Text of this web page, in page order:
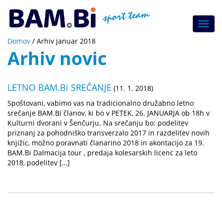
Domov / Arhiv januar 2018
Arhiv novic
LETNO BAM.Bi SREČANJE (11. 1. 2018)
Spoštovani, vabimo vas na tradicionalno družabno letno
srečanje BAM.Bi članov, ki bo v PETEK, 26. JANUARJA ob 18h v
Kulturni dvorani v Šenčurju. Na srečanju bo: podelitev
priznanj za pohodniško transverzalo 2017 in razdelitev novih
knjižic, možno poravnati članarino 2018 in akontacijo za 19.
BAM.Bi Dalmacija tour , predaja kolesarskih licenc za leto
2018, podelitev […]